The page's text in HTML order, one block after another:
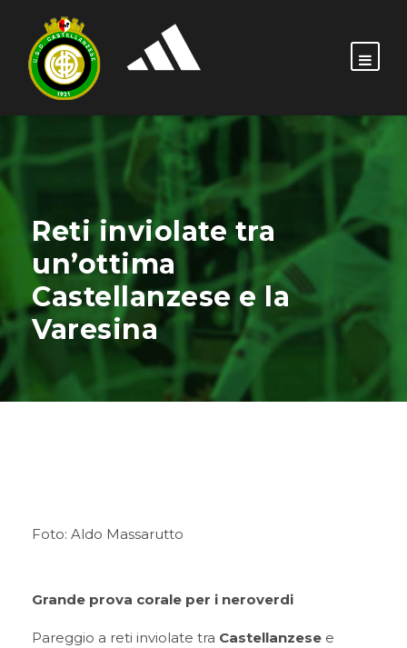
Reti inviolate tra
un’ottima
Castellanzese e la
Varesina
Foto: Aldo Massarutto
Grande prova corale per i neroverdi
Pareggio a reti inviolate tra Castellanzese e